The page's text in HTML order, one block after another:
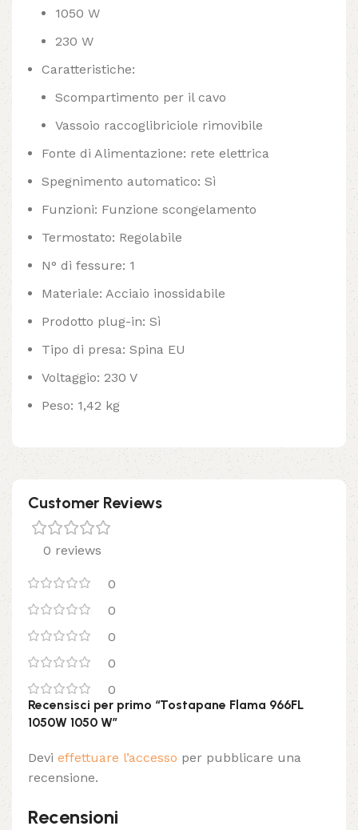
1050 W
230 W
Caratteristiche:
Scompartimento per il cavo
Vassoio raccoglibriciole rimovibile
Fonte di Alimentazione: rete elettrica
Spegnimento automatico: Sì
Funzioni: Funzione scongelamento
Termostato: Regolabile
N° di fessure: 1
Materiale: Acciaio inossidabile
Prodotto plug-in: Sì
Tipo di presa: Spina EU
Voltaggio: 230 V
Peso: 1,42 kg
Customer Reviews
0 reviews
0
0
0
0
0
Recensioni
Recensisci per primo “Tostapane Flama 966FL
1050W 1050 W”
Devi effettuare l’accesso per pubblicare una
recensione.